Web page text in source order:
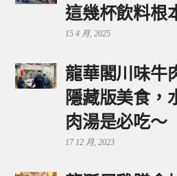
這幾杯飲料根
15 4 月, 2025
龍華閣川味牛
隱藏版美食，
肉湯是必吃～
17 12 月, 2023